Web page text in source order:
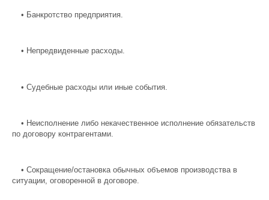
• Банкротство предприятия.
• Непредвиденные расходы.
• Судебные расходы или иные события.
• Неисполнение либо некачественное исполнение обязательств
по договору контрагентами.
• Сокращение/остановка обычных объемов производства в
ситуации, оговоренной в договоре.